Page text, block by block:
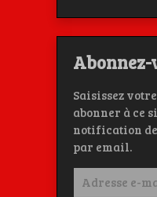
Abonnez-
Saisissez
abonner à ce
notification
par email.
Adresse